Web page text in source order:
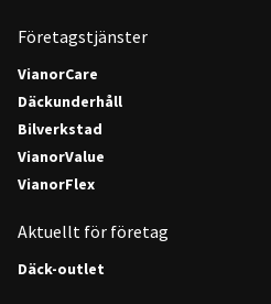
Företagstjänster
VianorCare
Däckunderhåll
Bilverkstad
VianorValue
VianorFlex
Aktuellt för företag
Däck-outlet